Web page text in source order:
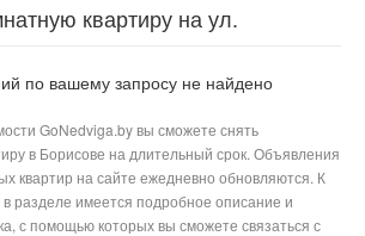
квартиру на ул.
по вашему запросу не найдено
GoNedviga.by вы сможете снять
в Борисове на длительный срок. Объявления
квартир на сайте ежедневно обновляются. К
разделе имеется подробное описание и
с помощью которых вы сможете связаться с